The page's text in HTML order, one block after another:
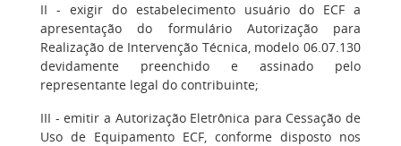
II - exigir do estabelecimento usuário do ECF a
apresentação do formulário Autorização para
Realização de Intervenção Técnica, modelo 06.07.130
devidamente preenchido e assinado pelo
representante legal do contribuinte;
III - emitir a Autorização Eletrônica para Cessação de
Uso de Equipamento ECF, conforme disposto nos